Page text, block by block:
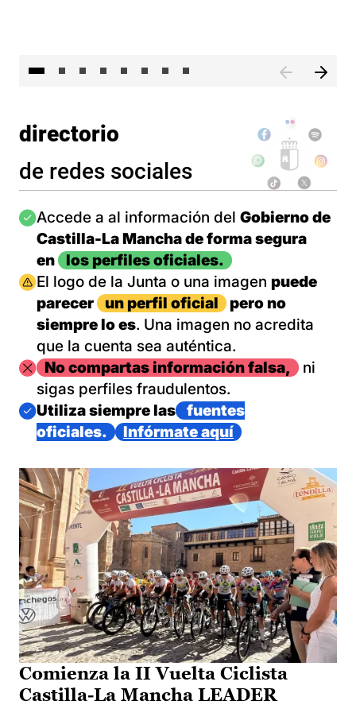
directorio
de redes sociales
Imagen
Accede a al información del Gobierno de
Castilla-La Mancha de forma segura
en
los perfiles oficiales.
Imagen
El logo de la Junta o una imagen puede
parecer
un perfil oficial
pero no
siempre lo es. Una imagen no acredita
que la cuenta sea auténtica.
ImagenNo compartas información falsa,
ni
sigas perfiles fraudulentos.
Imagen
Utiliza siempre las
fuentes
oficiales.
Infórmate aquí
Comienza la II Vuelta Ciclista
Castilla-La Mancha LEADER